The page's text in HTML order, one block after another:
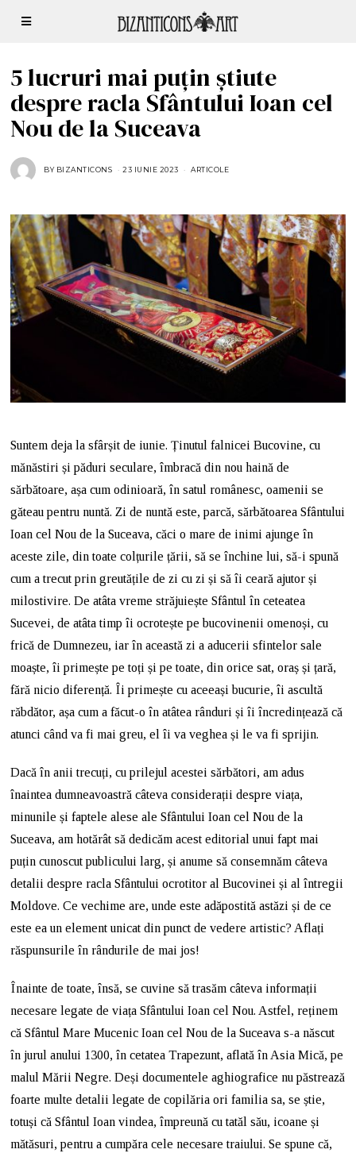
5 lucruri mai puțin știute
despre racla Sfântului Ioan cel
Nou de la Suceava
BY BIZANTICONS 23 IUNIE 2023
I
E
2
0
2
3
ARTICOLE
Suntem deja la sfârșit de iunie. Ținutul falnicei Bucovine, cu
mănăstiri și păduri seculare, îmbracă din nou haină de
sărbătoare, așa cum odinioară, în satul românesc, oamenii se
găteau pentru nuntă. Zi de nuntă este, parcă, sărbătoarea Sfântului
Ioan cel Nou de la Suceava, căci o mare de inimi ajunge în
aceste zile, din toate colțurile țării, să se închine lui, să-i spună
cum a trecut prin greutățile de zi cu zi și să îi ceară ajutor și
milostivire. De atâta vreme străjuiește Sfântul în ceteatea
Sucevei, de atâta timp îi ocrotește pe bucovinenii omenoși, cu
frică de Dumnezeu, iar în această zi a aducerii sfintelor sale
moaște, îi primește pe toți și pe toate, din orice sat, oraș și țară,
fără nicio diferență. Îi primește cu aceeași bucurie, îi ascultă
răbdător, așa cum a făcut-o în atâtea rânduri și îi încredințează că
atunci când va fi mai greu, el îi va veghea și le va fi sprijin.
Dacă în anii trecuți, cu prilejul acestei sărbători, am adus
înaintea dumneavoastră câteva considerații despre viața,
minunile și faptele alese ale Sfântului Ioan cel Nou de la
Suceava, am hotărât să dedicăm acest editorial unui fapt mai
puțin cunoscut publicului larg, și anume să consemnăm câteva
detalii despre racla Sfântului ocrotitor al Bucovinei și al întregii
Moldove. Ce vechime are, unde este adăpostită astăzi și de ce
este ea un element unicat din punct de vedere artistic? Aflați
răspunsurile în rândurile de mai jos!
Înainte de toate, însă, se cuvine să trasăm câteva informații
necesare legate de viața Sfântului Ioan cel Nou. Astfel, reținem
că Sfântul Mare Mucenic Ioan cel Nou de la Suceava s-a născut
în jurul anului 1300, în cetatea Trapezunt, aflată în Asia Mică, pe
malul Mării Negre. Deși documentele aghiografice nu păstrează
foarte multe detalii legate de copilăria ori familia sa, se știe,
totuși că Sfântul Ioan vindea, împreună cu tatăl său, icoane și
mătăsuri, pentru a cumpăra cele necesare traiului. Se spune că,